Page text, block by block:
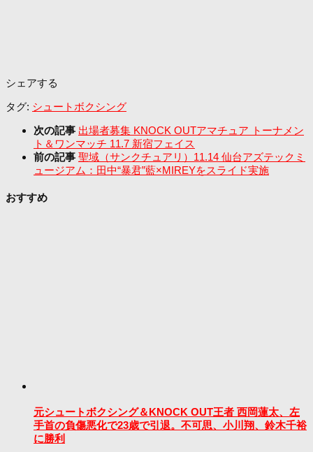
シェアする
タグ: シュートボクシング
次の記事 出場者募集 KNOCK OUTアマチュア トーナメン
ト＆ワンマッチ 11.7 新宿フェイス
前の記事 聖域（サンクチュアリ）11.14 仙台アズテックミ
ュージアム：田中“暴君”藍×MIREYをスライド実施
おすすめ
元シュートボクシング＆KNOCK OUT王者 西岡蓮太、左
手首の負傷悪化で23歳で引退。不可思、小川翔、鈴木千裕
に勝利